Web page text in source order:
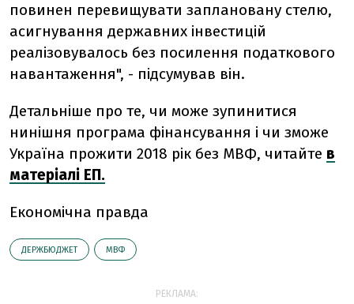
повинен перевищувати заплановану стелю,
асигнування державних інвестицій
реалізовувалось без посилення податкового
навантаження", - підсумував він.
Детальніше про те, чи може зупинитися
нинішня програма фінансування і чи зможе
Україна прожити 2018 рік без МВФ, читайте в
матеріалі ЕП.
Економічна правда
ДЕРЖБЮДЖЕТ МВФ
РЕКЛАМА: